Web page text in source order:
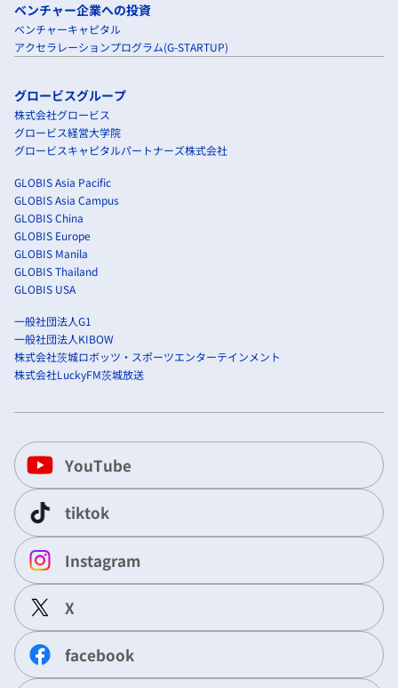
ベンチャー企業への投資
ベンチャーキャピタル
アクセラレーションプログラム(G-STARTUP)
グロービスグループ
株式会社グロービス
グロービス経営大学院
グロービスキャピタルパートナーズ株式会社
GLOBIS Asia Pacific
GLOBIS Asia Campus
GLOBIS China
GLOBIS Europe
GLOBIS Manila
GLOBIS Thailand
GLOBIS USA
一般社団法人G1
一般社団法人KIBOW
株式会社茨城ロボッツ・スポーツエンターテインメント
株式会社LuckyFM茨城放送
YouTube
tiktok
Instagram
X
facebook